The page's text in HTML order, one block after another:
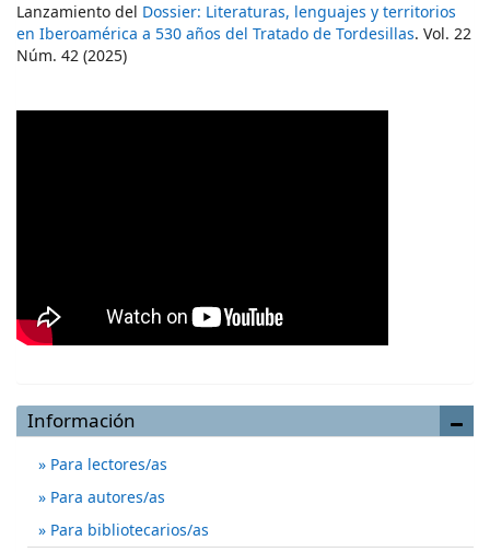
Lanzamiento del Dossier: Literaturas, lenguajes y territorios
en Iberoamérica a 530 años del Tratado de Tordesillas. Vol. 22
Núm. 42 (2025)
Información
Para lectores/as
Para autores/as
Para bibliotecarios/as